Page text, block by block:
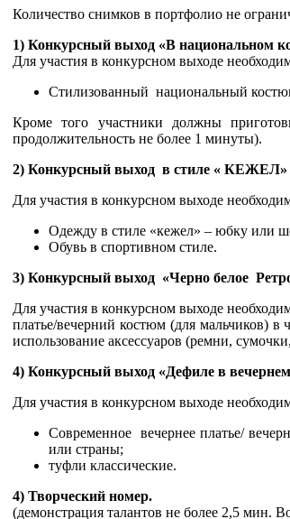
Количество снимков в портфолио не
1) Конкурсный выход «В национальном
Для участия в конкурсном выходе
Стилизованный национальный
Кроме того участники должны
продолжительность не более 1 минуты).
2) Конкурсный выход в стиле « КЕЖЕЛ»
Для участия в конкурсном выходе
Одежду в стиле «кежел» – юбку или
Обувь в спортивном стиле.
3) Конкурсный выход «Черно белое
Для участия в конкурсном выходе
платье/вечерний костюм (для мальчиков)
использование аксессуаров (ремни,
4) Конкурсный выход «Дефиле в
Для участия в конкурсном выходе
Современное вечернее платье/
или страны;
туфли классические.
4) Творческий номер.
(демонстрация талантов не более 2,5 мин.